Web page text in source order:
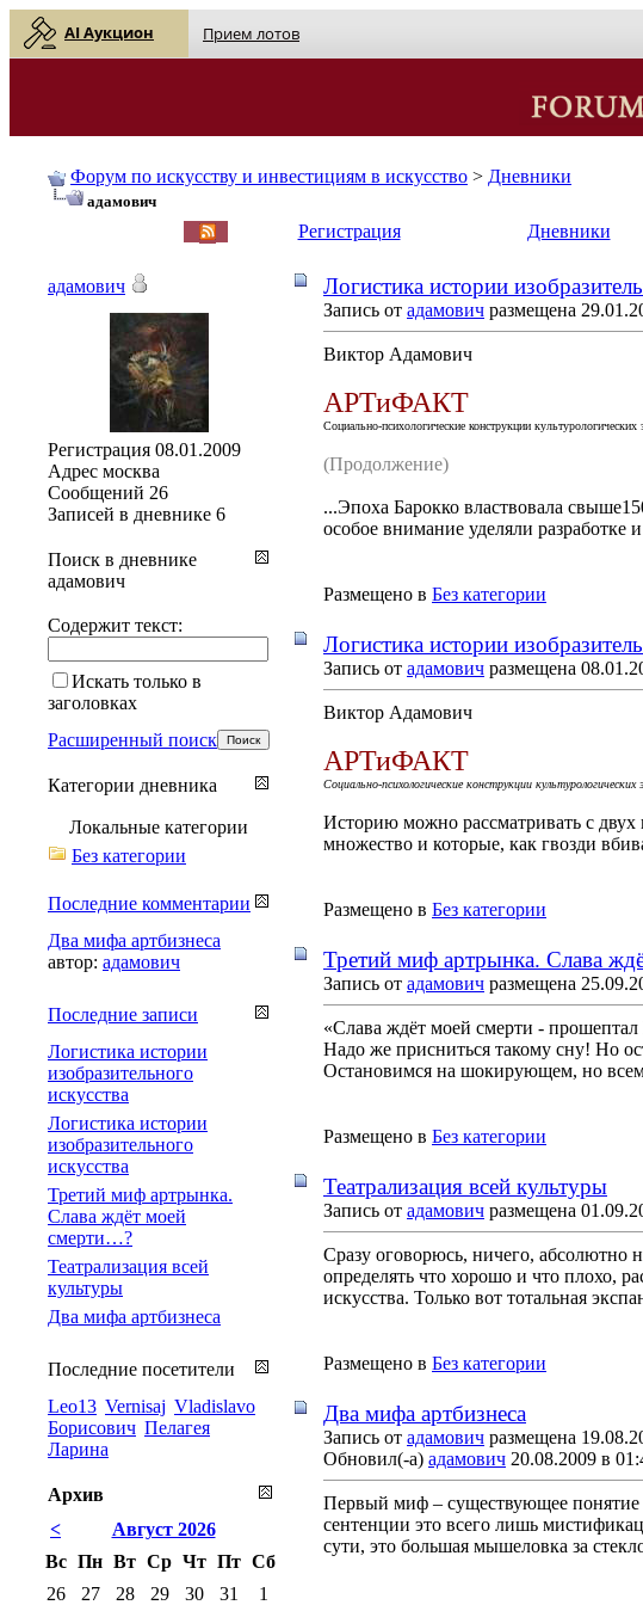
AI Аукцион Прием лотов
Форум по искусству и инвестициям в искусство > Дневники
адамович
Регистрация Дневники
Логистика истории
Запись от адамович размещена
Виктор Адамович
АРТиФАКТ
Социально-психологические конструкции культурологических
(Продолжение)
...Эпоха Барокко властвовала
особое внимание уделяли разработке
Размещено в Без категории
Логистика истории
Запись от адамович размещена
Виктор Адамович
АРТиФАКТ
Социально-психологические конструкции культурологических
Историю можно рассматривать с
множество и которые, как гвозди
Размещено в Без категории
Третий миф артрынка. Слава
Запись от адамович размещена
«Слава ждёт моей смерти -
Надо же присниться такому сну! Но
Остановимся на шокирующем, но
Размещено в Без категории
Театрализация всей культуры
Запись от адамович размещена
Сразу оговорюсь, ничего, абсолютно
определять что хорошо и что плохо,
искусства. Только вот тотальная
Размещено в Без категории
Два мифа артбизнеса
Запись от адамович размещена
Обновил(-а) адамович 20.08.2009 в
Первый миф – существующее понятие
сентенции это всего лишь
сути, это большая мышеловка за
адамович
Регистрация 08.01.2009
Адрес москва
Сообщений 26
Записей в дневнике 6
Поиск в дневнике
адамович
Содержит текст:
Искать только в
заголовках
Расширенный поиск
Категории дневника
Локальные категории
Без категории
Последние комментарии
Два мифа артбизнеса
автор: адамович
Последние записи
Логистика истории
изобразительного
искусства
Логистика истории
изобразительного
искусства
Третий миф артрынка.
Слава ждёт моей
смерти…?
Театрализация всей
культуры
Два мифа артбизнеса
Последние посетители
Leo13 Vernisaj Vladislavo
Борисович Пелагея
Ларина
Архив
<
Август 2026
Вс Пн Вт Ср Чт Пт Сб
26
27 28 29 30 31 1